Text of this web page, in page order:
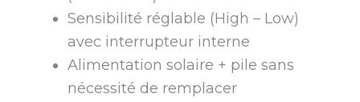
Sensibilité réglable (High – Low)
avec interrupteur interne
Alimentation solaire + pile sans
nécessité de remplacer